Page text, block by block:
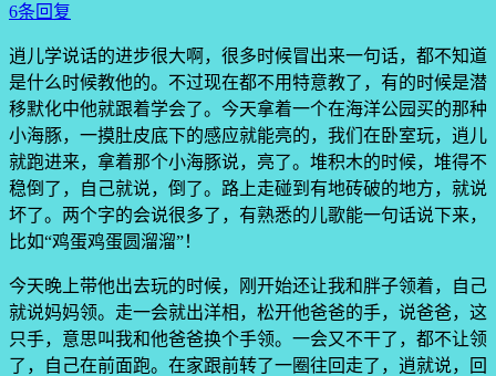
6条回复
逍儿学说话的进步很大啊，很多时候冒出来一句话，都不知道
是什么时候教他的。不过现在都不用特意教了，有的时候是潜
移默化中他就跟着学会了。今天拿着一个在海洋公园买的那种
小海豚，一摸肚皮底下的感应就能亮的，我们在卧室玩，逍儿
就跑进来，拿着那个小海豚说，亮了。堆积木的时候，堆得不
稳倒了，自己就说，倒了。路上走碰到有地砖破的地方，就说
坏了。两个字的会说很多了，有熟悉的儿歌能一句话说下来，
比如“鸡蛋鸡蛋圆溜溜”！
今天晚上带他出去玩的时候，刚开始还让我和胖子领着，自己
就说妈妈领。走一会就出洋相，松开他爸爸的手，说爸爸，这
只手，意思叫我和他爸爸换个手领。一会又不干了，都不让领
了，自己在前面跑。在家跟前转了一圈往回走了，逍就说，回